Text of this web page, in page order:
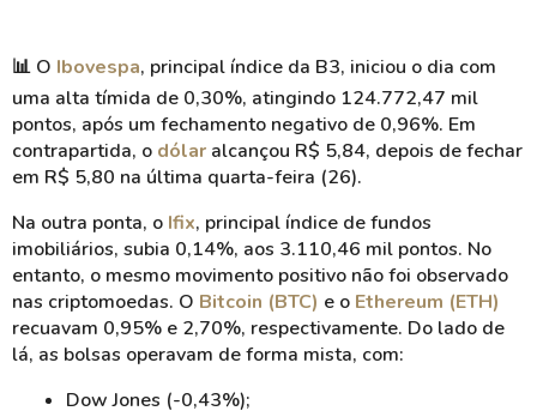
📊 O Ibovespa, principal índice da B3, iniciou o dia com
uma alta tímida de 0,30%, atingindo 124.772,47 mil
pontos, após um fechamento negativo de 0,96%. Em
contrapartida, o dólar alcançou R$ 5,84, depois de fechar
em R$ 5,80 na última quarta-feira (26).
Na outra ponta, o Ifix, principal índice de fundos
imobiliários, subia 0,14%, aos 3.110,46 mil pontos. No
entanto, o mesmo movimento positivo não foi observado
nas criptomoedas. O Bitcoin (BTC) e o Ethereum (ETH)
recuavam 0,95% e 2,70%, respectivamente. Do lado de
lá, as bolsas operavam de forma mista, com:
Dow Jones (-0,43%);